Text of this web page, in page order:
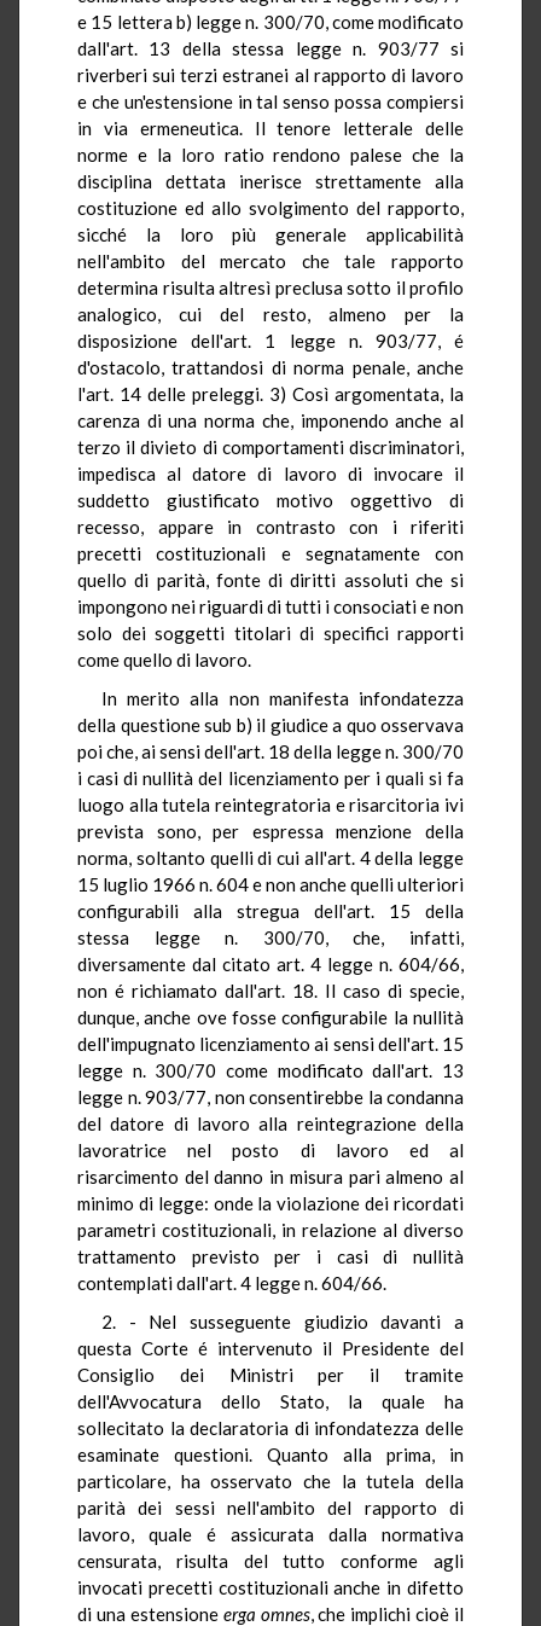
e 15 lettera b) legge n. 300/70, come modificato
dall'art. 13 della stessa legge n. 903/77 si
riverberi sui terzi estranei al rapporto di lavoro
e che un'estensione in tal senso possa compiersi
in via ermeneutica. Il tenore letterale delle
norme e la loro ratio rendono palese che la
disciplina dettata inerisce strettamente alla
costituzione ed allo svolgimento del rapporto,
sicché la loro più generale applicabilità
nell'ambito del mercato che tale rapporto
determina risulta altresì preclusa sotto il profilo
analogico, cui del resto, almeno per la
disposizione dell'art. 1 legge n. 903/77, é
d'ostacolo, trattandosi di norma penale, anche
l'art. 14 delle preleggi. 3) Così argomentata, la
carenza di una norma che, imponendo anche al
terzo il divieto di comportamenti discriminatori,
impedisca al datore di lavoro di invocare il
suddetto giustificato motivo oggettivo di
recesso, appare in contrasto con i riferiti
precetti costituzionali e segnatamente con
quello di parità, fonte di diritti assoluti che si
impongono nei riguardi di tutti i consociati e non
solo dei soggetti titolari di specifici rapporti
come quello di lavoro.
In merito alla non manifesta infondatezza
della questione sub b) il giudice a quo osservava
poi che, ai sensi dell'art. 18 della legge n. 300/70
i casi di nullità del licenziamento per i quali si fa
luogo alla tutela reintegratoria e risarcitoria ivi
prevista sono, per espressa menzione della
norma, soltanto quelli di cui all'art. 4 della legge
15 luglio 1966 n. 604 e non anche quelli ulteriori
configurabili alla stregua dell'art. 15 della
stessa legge n. 300/70, che, infatti,
diversamente dal citato art. 4 legge n. 604/66,
non é richiamato dall'art. 18. Il caso di specie,
dunque, anche ove fosse configurabile la nullità
dell'impugnato licenziamento ai sensi dell'art. 15
legge n. 300/70 come modificato dall'art. 13
legge n. 903/77, non consentirebbe la condanna
del datore di lavoro alla reintegrazione della
lavoratrice nel posto di lavoro ed al
risarcimento del danno in misura pari almeno al
minimo di legge: onde la violazione dei ricordati
parametri costituzionali, in relazione al diverso
trattamento previsto per i casi di nullità
contemplati dall'art. 4 legge n. 604/66.
2. - Nel susseguente giudizio davanti a
questa Corte é intervenuto il Presidente del
Consiglio dei Ministri per il tramite
dell'Avvocatura dello Stato, la quale ha
sollecitato la declaratoria di infondatezza delle
esaminate questioni. Quanto alla prima, in
particolare, ha osservato che la tutela della
parità dei sessi nell'ambito del rapporto di
lavoro, quale é assicurata dalla normativa
censurata, risulta del tutto conforme agli
invocati precetti costituzionali anche in difetto
di una estensione erga omnes, che implichi cioè il